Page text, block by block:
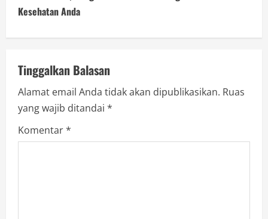
i
n
u
e
R
e
Kesehatan Anda
Tinggalkan Balasan
Alamat email Anda tidak akan dipublikasikan. Ruas
yang wajib ditandai *
Komentar*